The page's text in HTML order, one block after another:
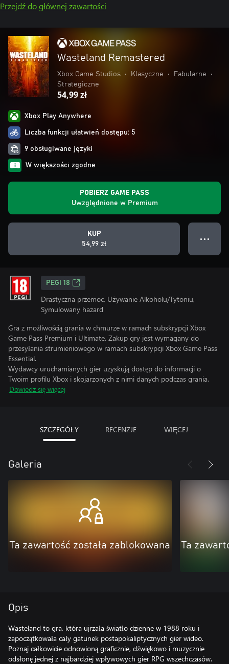
Przejdź do głównej zawartości
Wasteland Remastered
Xbox Game Studios • Klasyczne • Fabularne
•
Strategiczne
54,99 zł
Xbox Play Anywhere
Liczba funkcji ułatwień dostępu: 5
9 obsługiwane języki
W większości zgodne
POBIERZ GAME PASS
Uwzględnione w Premium
KUP
54,99 zł
● ● ●
PEGI 18
Drastyczna przemoc, Używanie Alkoholu/Tytoniu,
Symulowany hazard
Gra z możliwością grania w chmurze w ramach subskrypcji Xbox
Game Pass Premium i Ultimate. Zakup gry jest wymagany do
przesyłania strumieniowego w ramach subskrypcji Xbox Game Pass
Essential.
Wydawcy uruchamianych gier uzyskują dostęp do informacji o
Twoim profilu Xbox i skojarzonych z nimi danych podczas grania.
Dowiedz się więcej
SZCZEGÓŁY RECENZJE WIĘCEJ
Galeria
Ta zawartość została zablokowana Ta
Opis
Wasteland to gra, która ujrzała światło dzienne w 1988 roku i
zapoczątkowała cały gatunek postapokaliptycznych gier wideo.
Poznaj całkowicie odnowioną graficznie, dźwiękowo i muzycznie
odsłonę jednej z najbardziej wpływowych gier RPG wszechczasów.